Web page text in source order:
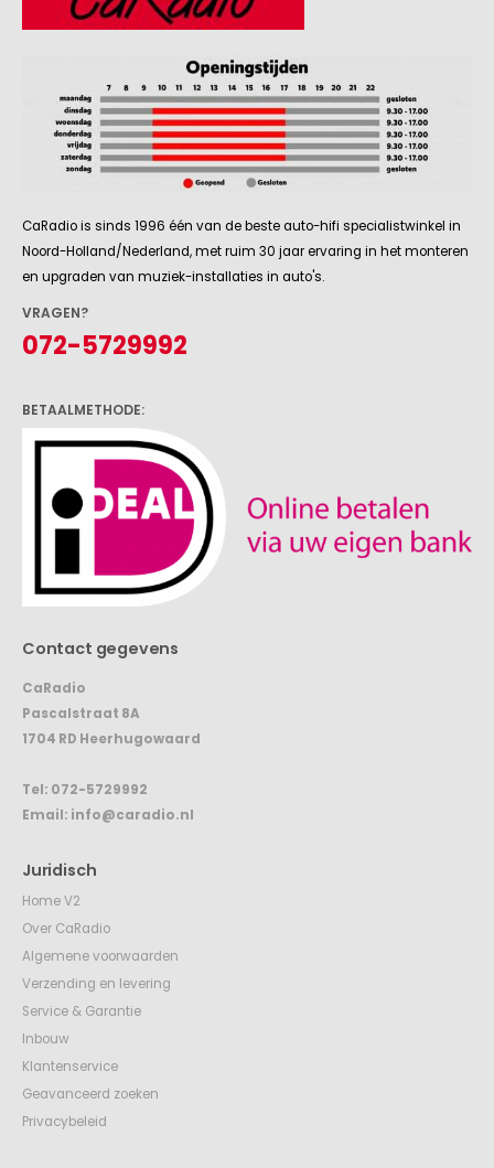
Noord-Holland/Nederland, met ruim 30 jaar ervaring in het monteren
en upgraden van muziek-installaties in auto's.
072-5729992
Pascalstraat 8A
1704 RD Heerhugowaard
Email:info@caradio.nl
Home V2
Over CaRadio
Algemene voorwaarden
Verzending en levering
Service & Garantie
Inbouw
Klantenservice
Geavanceerd zoeken
Privacybeleid